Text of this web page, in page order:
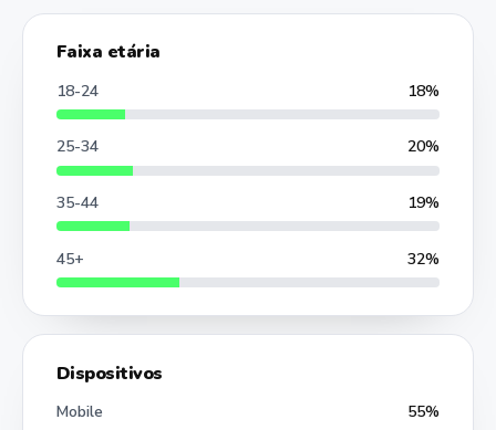
Faixa etária
18-24 18%
25-34 20%
35-44 19%
45+ 32%
Dispositivos
Mobile 55%